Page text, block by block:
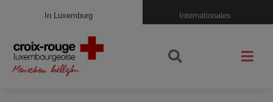
In Luxemburg Internationales